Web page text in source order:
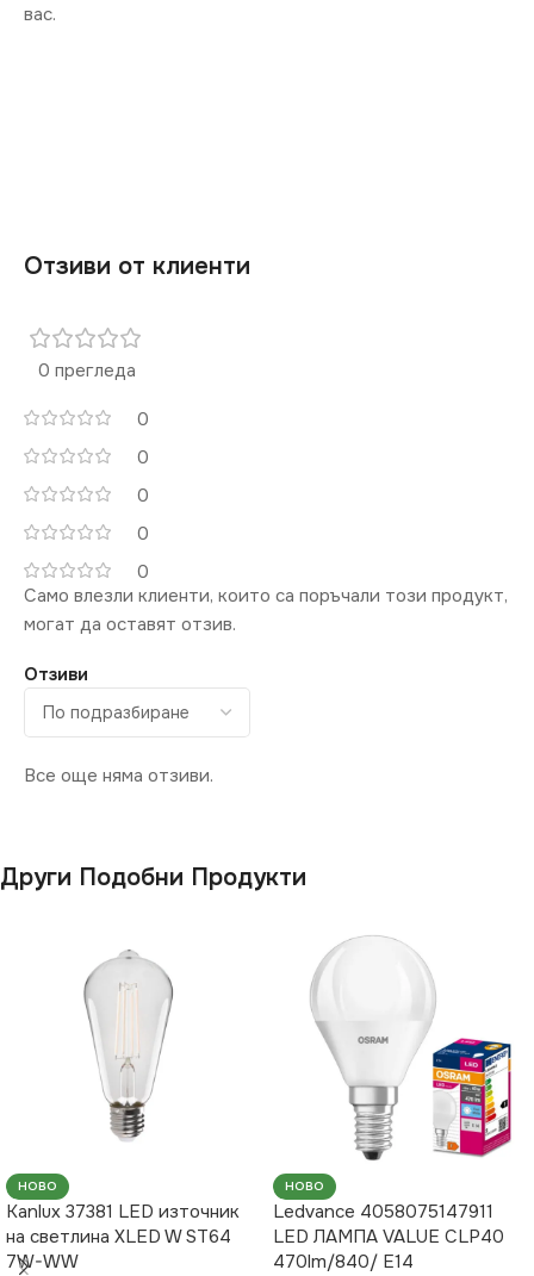
вас.
Отзиви от клиенти
0 прегледа
0
0
0
0
0
Отзиви
Все още няма отзиви.
Само влезли клиенти, които са поръчали този продукт,
могат да оставят отзив.
Други Подобни Продукти
НОВО
Kanlux 37381 LED източник
на светлина XLED W ST64
7W-WW
НОВО
Ledvance 4058075147911
LED ЛАМПА VALUE CLP40
470lm/840/ E14